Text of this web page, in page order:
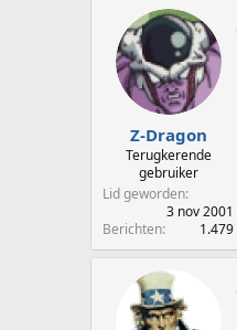
Z-Dragon
Terugkerende
gebruiker
Lid geworden
3 nov 2001
Berichten
1.479